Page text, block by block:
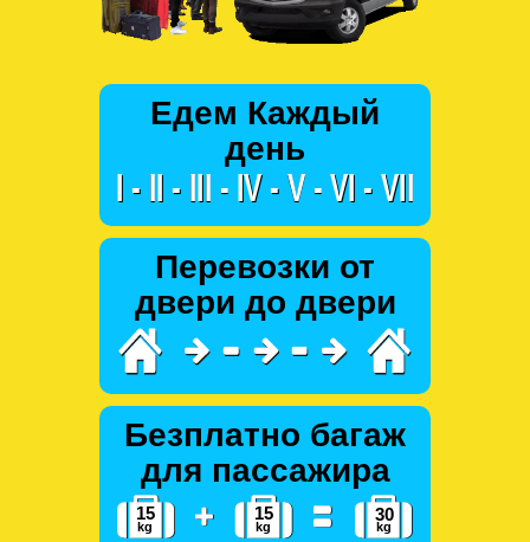
Едем Каждый
день
Перевозки от
двери до двери
Безплатно багаж
для пассажира